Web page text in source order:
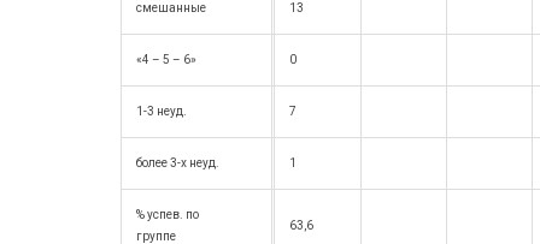
смешанные 13
«4 – 5 – 6» 0
1-3 неуд. 7
более 3-х неуд. 1
% успев. по
группе
63,6